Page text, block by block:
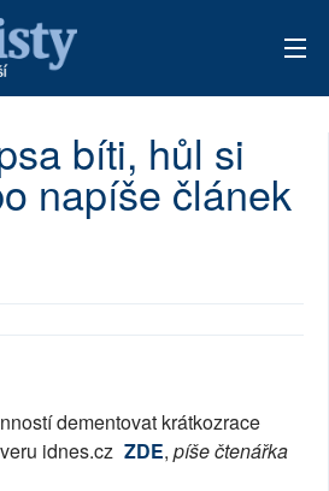
bíti, hůl si
napíše článek
dementovat krátkozrace
idnes.cz ZDE, píše čtenářka